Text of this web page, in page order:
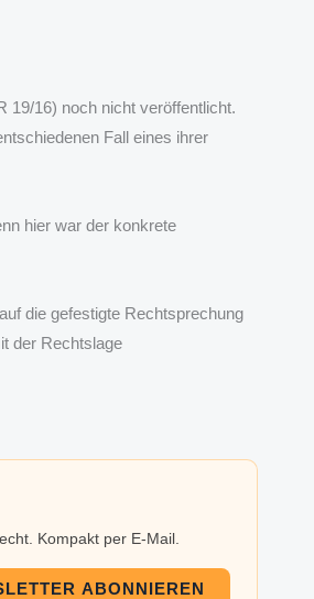
19/16) noch nicht veröffentlicht.
Fall eines ihrer
hier war der konkrete
die gefestigte Rechtsprechung
der Rechtslage
Kompakt per E-Mail.
ABONNIEREN